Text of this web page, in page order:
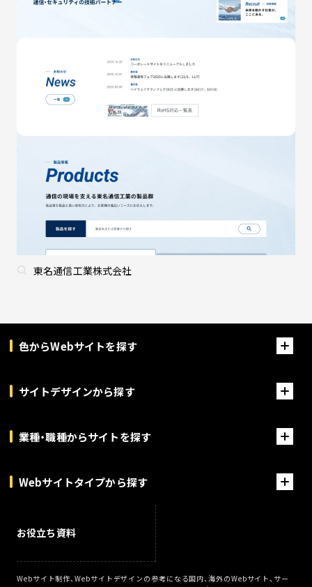
東名通信工業株式会社
色からWebサイトを探す
サイトデザインから探す
業種・職種からサイトを探す
Webサイトタイプから探す
お役立ち資料
Webサイト制作、Webサイトデザインの参考になる国内、海外のWebサイト、サー